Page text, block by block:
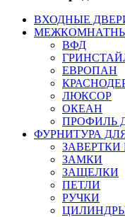
ВХОДНЫЕ
ВФД
ЕВРОПАН
ЛЮКСОР
ОКЕАН
ПРОФИЛЬ
ФУРНИТУРА
ЗАМКИ
ЗАЩЕЛКИ
ПЕТЛИ
РУЧКИ